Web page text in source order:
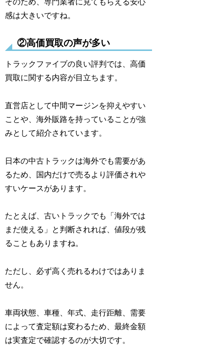
そのため、専門業者に見てもらえる安心
感は大きいですね。
②高価買取の声が多い
トラックファイブの良い評判では、高価
買取に関する内容が目立ちます。
直営店として中間マージンを抑えやすい
ことや、海外販路を持っていることが強
みとして紹介されています。
日本の中古トラックは海外でも需要があ
るため、国内だけで売るより評価されや
すいケースがあります。
たとえば、古いトラックでも「海外では
まだ使える」と判断されれば、値段が残
ることもありますね。
ただし、必ず高く売れるわけではありま
せん。
車両状態、車種、年式、走行距離、需要
によって査定額は変わるため、最終金額
は実査定で確認するのが大切です。